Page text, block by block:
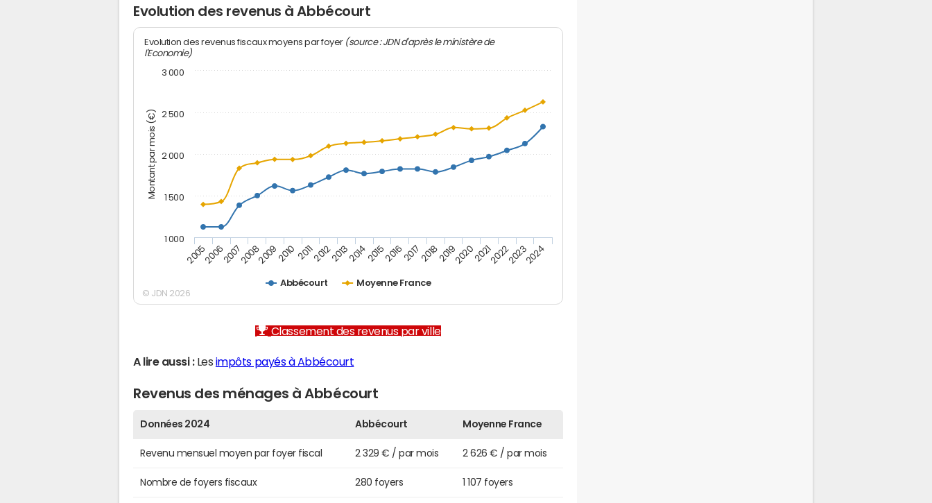
Evolution des revenus à Abbécourt
Montant par mois (€)
Evolution des revenus fiscaux moyens par foyer (source : JDN d'après le ministère de
l'Economie)
Abbécourt Moyenne France
200520062007200820092010 20112012201320142015201620172018201920202021202220232024
1 000
1 500
2 000
2 500
3 000
© JDN 2026
Classement des revenus par ville
A lire aussi :Les impôts payés à Abbécourt
Revenus des ménages à Abbécourt
Données 2024 Abbécourt Moyenne France
Revenu mensuel moyen par foyer fiscal 2 329 € / par mois 2 626 € / par mois
Nombre de foyers fiscaux 280 foyers 1 107 foyers